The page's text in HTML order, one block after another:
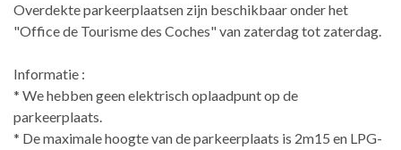
Overdekte parkeerplaatsen zijn beschikbaar onder het
"Office de Tourisme des Coches" van zaterdag tot zaterdag.
Informatie :
* We hebben geen elektrisch oplaadpunt op de
parkeerplaats.
* De maximale hoogte van de parkeerplaats is 2m15 en LPG-